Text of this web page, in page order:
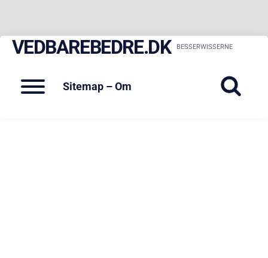
SkipVEDBAREBEDRE.DK BESSERWISSERNE
Menu
Sitemap – Om